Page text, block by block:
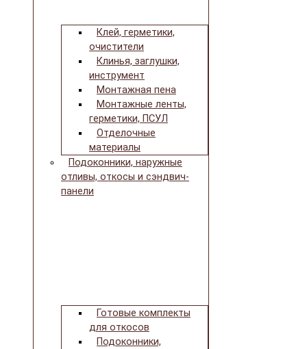
Клей, герметики,
очистители
Клинья, заглушки,
инструмент
Монтажная пена
Монтажные ленты,
герметики, ПСУЛ
Отделочные
материалы
Подоконники, наружные
отливы, откосы и сэндвич-
панели
Готовые комплекты
для откосов
Подоконники,